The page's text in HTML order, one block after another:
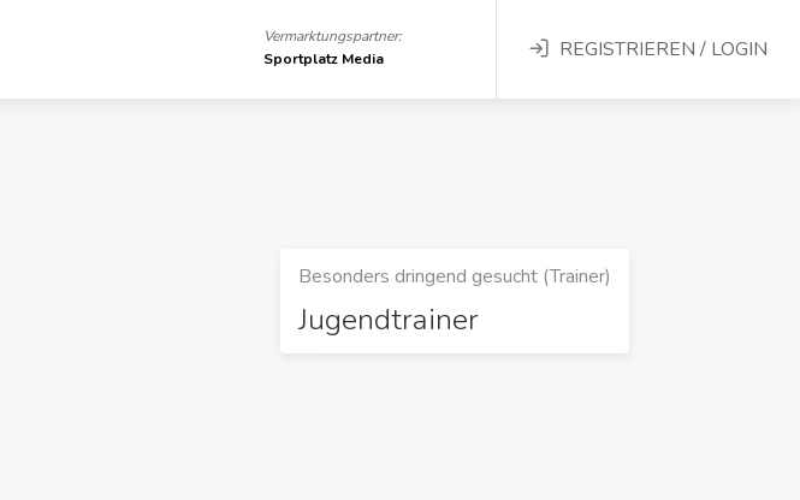
Vermarktungspartner:
Sportplatz Media
REGISTRIEREN / LOGIN
Besonders dringend gesucht (Trainer)
Jugendtrainer